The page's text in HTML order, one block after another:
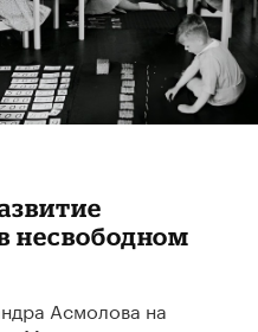
несвободном
Асмолова на